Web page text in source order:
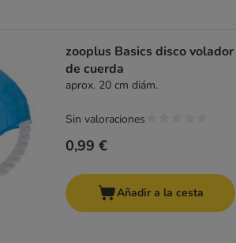
zooplus Basics disco volador
de cuerda
aprox. 20 cm diám.
0,99 €
Sin valoraciones
Añadir a la cesta